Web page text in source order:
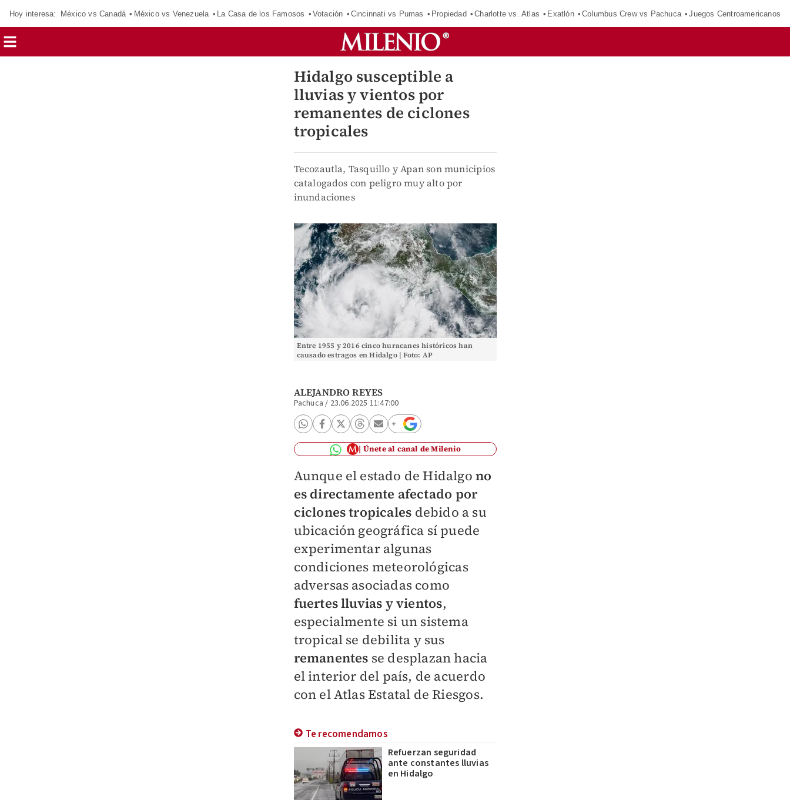
Hoy interesa: México vs Canadá México vs Venezuela La Casa de los Famosos Votación Cincinnati vs Pumas Propiedad Charlotte vs. Atlas Exatlón Columbus Crew vs Pachuca Juegos Centroamericanos
Hidalgo susceptible a
lluvias y vientos por
remanentes de ciclones
tropicales
Tecozautla, Tasquillo y Apan son municipios
catalogados con peligro muy alto por
inundaciones
Entre 1955 y 2016 cinco huracanes históricos han
causado estragos en Hidalgo | Foto: AP
ALEJANDRO REYES
Pachuca / 23.06.2025 11:47:00
Únete al canal de Milenio
Aunque el estado de Hidalgono
es directamente afectado por
ciclones tropicales debido a su
ubicación geográfica sí puede
experimentar algunas
condiciones meteorológicas
adversas asociadas como
fuertes lluvias y vientos,
especialmente si un sistema
tropical se debilita y sus
remanentes se desplazan hacia
el interior del país, de acuerdo
con el Atlas Estatal de Riesgos.
Te recomendamos
Refuerzan seguridad
ante constantes lluvias
en Hidalgo